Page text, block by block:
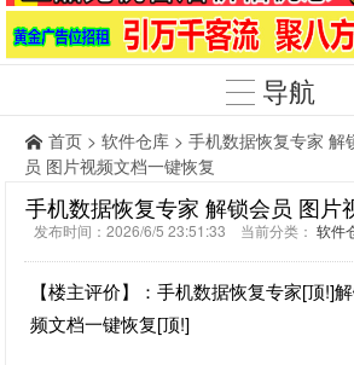
导航
首页 > 软件仓库 > 手机数据恢复专家 解
员 图片视频文档一键恢复
手机数据恢复专家 解锁会员 图片
发布时间：2026/6/5 23:51:33 当前分类： 软件
【楼主评价】：手机数据恢复专家[顶!]
频文档一键恢复[顶!]